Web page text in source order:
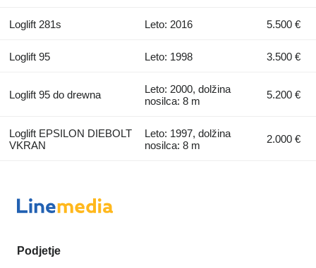
Loglift 281s Leto: 2016 5.500 €
Loglift 95 Leto: 1998 3.500 €
Loglift 95 do drewna
Leto: 2000, dolžina
nosilca: 8 m
5.200 €
Loglift EPSILON DIEBOLT
VKRAN
Leto: 1997, dolžina
nosilca: 8 m
2.000 €
Podjetje